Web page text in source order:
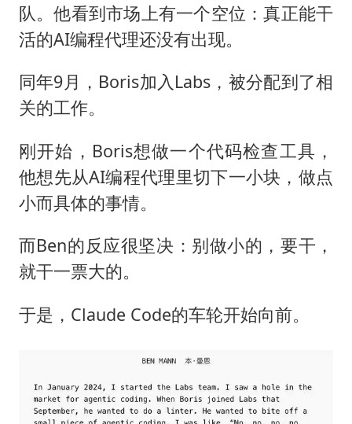
队。他看到市场上有一个空位：真正能干
活的AI编程代理还没有出现。
同年9月，Boris加入Labs，被分配到了相
关的工作。
刚开始，Boris想做一个代码检查工具，
他想先从AI编程代理里切下一小块，做点
小而具体的事情。
而Ben的反应很坚决：别做小的，要干，
就干一票大的。
于是，Claude Code的车轮开始向前。